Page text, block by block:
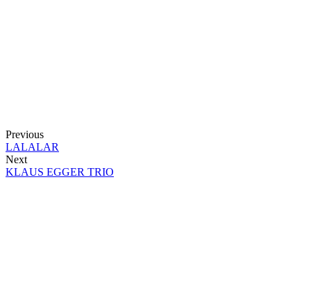
Previous
LALALAR
Next
KLAUS EGGER TRIO